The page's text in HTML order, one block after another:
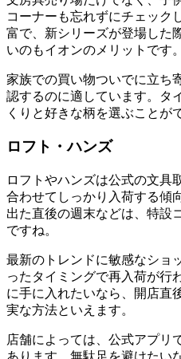
コーナーも忘れずにチェック
富で、新シリーズが登場した
いのもイオンのメリットです。
家族での買い物ついでに立ち
認するのに適しています。タ
くりと好きな柄を選ぶことが
ロフト・ハンズ
ロフトやハンズは公式の文具
合わせてしっかり入荷する傾
出た直後の週末などは、特設
ですね。
最新のトレンドに敏感なショ
ったタイミングで再入荷が行
に手に入れたいなら、開店直
実な方法といえます。
店舗によっては、公式アプリ
あります。無駄足を避けたい